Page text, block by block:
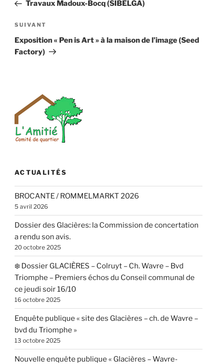
l’article
Travaux Madoux-Bocq (SIBELGA)
Article
suivant
SUIVANT
Exposition « Pen is Art » à la maison de l’image (Seed
Factory)
ACTUALITÉS
BROCANTE / ROMMELMARKT 2026
5 avril 2026
Dossier des Glacières: la Commission de concertation
a rendu son avis.
20 octobre 2025
❄️ Dossier GLACIÈRES – Colruyt – Ch. Wavre – Bvd
Triomphe – Premiers échos du Conseil communal de
ce jeudi soir 16/10
16 octobre 2025
Enquête publique « site des Glacières – ch. de Wavre –
bvd du Triomphe »
13 octobre 2025
Nouvelle enquête publique « Glacières – Wavre-